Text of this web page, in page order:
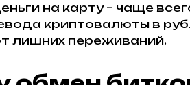
на карту – чаще
криптовалюты в
лишних переживаний.